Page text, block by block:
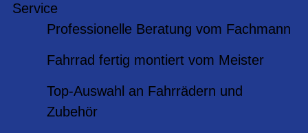
Service
Professionelle Beratung vom Fachmann
Fahrrad fertig montiert vom Meister
Top-Auswahl an Fahrrädern und
Zubehör